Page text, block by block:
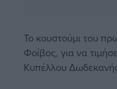
Το κουστούμι του
Φοίβος, για να
Κυπέλλου